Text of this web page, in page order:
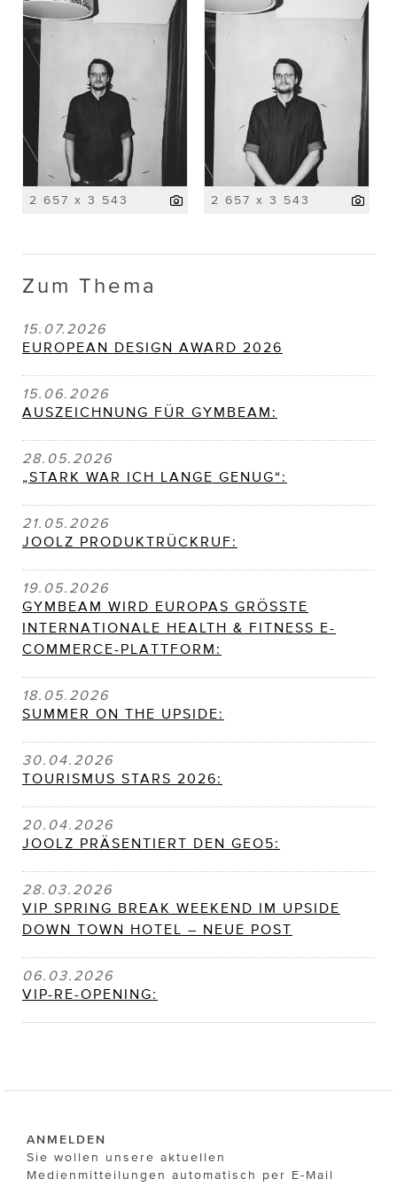
2 657 x 3 543 2 657 x 3 543
Zum Thema
15.07.2026
EUROPEAN DESIGN AWARD 2026
15.06.2026
AUSZEICHNUNG FÜR GYMBEAM:
28.05.2026
„STARK WAR ICH LANGE GENUG“:
21.05.2026
JOOLZ PRODUKTRÜCKRUF:
19.05.2026
GYMBEAM WIRD EUROPAS GRÖSSTE
INTERNATIONALE HEALTH & FITNESS E-
COMMERCE-PLATTFORM:
18.05.2026
SUMMER ON THE UPSIDE:
30.04.2026
TOURISMUS STARS 2026:
20.04.2026
JOOLZ PRÄSENTIERT DEN GEO5:
28.03.2026
VIP SPRING BREAK WEEKEND IM UPSIDE
DOWN TOWN HOTEL – NEUE POST
06.03.2026
VIP-RE-OPENING:
ANMELDEN
Sie wollen unsere aktuellen
Medienmitteilungen automatisch per E-Mail